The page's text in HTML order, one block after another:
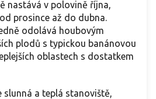
nastává v polovině října,
prosince až do dubna.
odolává houbovým
plodů s typickou banánovou
oblastech s dostatkem
slunná a teplá stanoviště,